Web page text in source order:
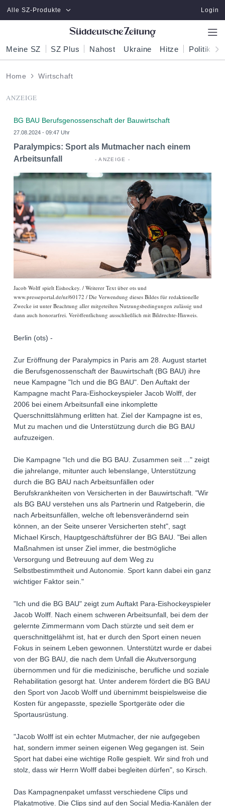
Zum Hauptinhalt springen
Alle SZ-Produkte Login
Meine SZ SZ Plus Nahost Ukraine Hitze Politik
Home Wirtschaft
ANZEIGE
BG BAU Berufsgenossenschaft der Bauwirtschaft
27.08.2024 - 09:47 Uhr
Paralympics: Sport als Mutmacher nach einem
Arbeitsunfall
Jacob Wolff spielt Eishockey. / Weiterer Text über ots und
www.presseportal.de/nr/60172 / Die Verwendung dieses Bildes für redaktionelle
Zwecke ist unter Beachtung aller mitgeteilten Nutzungsbedingungen zulässig und
dann auch honorarfrei. Veröffentlichung ausschließlich mit Bildrechte-Hinweis.
Berlin (ots) -
Zur Eröffnung der Paralympics in Paris am 28. August startet
die Berufsgenossenschaft der Bauwirtschaft (BG BAU) ihre
neue Kampagne "Ich und die BG BAU". Den Auftakt der
Kampagne macht Para-Eishockeyspieler Jacob Wolff, der
2006 bei einem Arbeitsunfall eine inkomplette
Querschnittslähmung erlitten hat. Ziel der Kampagne ist es,
Mut zu machen und die Unterstützung durch die BG BAU
aufzuzeigen.
Die Kampagne "Ich und die BG BAU. Zusammen seit ..." zeigt
die jahrelange, mitunter auch lebenslange, Unterstützung
durch die BG BAU nach Arbeitsunfällen oder
Berufskrankheiten von Versicherten in der Bauwirtschaft. "Wir
als BG BAU verstehen uns als Partnerin und Ratgeberin, die
nach Arbeitsunfällen, welche oft lebensverändernd sein
können, an der Seite unserer Versicherten steht", sagt
Michael Kirsch, Hauptgeschäftsführer der BG BAU. "Bei allen
Maßnahmen ist unser Ziel immer, die bestmögliche
Versorgung und Betreuung auf dem Weg zu
Selbstbestimmtheit und Autonomie. Sport kann dabei ein ganz
wichtiger Faktor sein."
"Ich und die BG BAU" zeigt zum Auftakt Para-Eishockeyspieler
Jacob Wolff. Nach einem schweren Arbeitsunfall, bei dem der
gelernte Zimmermann vom Dach stürzte und seit dem er
querschnittgelähmt ist, hat er durch den Sport einen neuen
Fokus in seinem Leben gewonnen. Unterstützt wurde er dabei
von der BG BAU, die nach dem Unfall die Akutversorgung
übernommen und für die medizinische, berufliche und soziale
Rehabilitation gesorgt hat. Unter anderem fördert die BG BAU
den Sport von Jacob Wolff und übernimmt beispielsweise die
Kosten für angepasste, spezielle Sportgeräte oder die
Sportausrüstung.
"Jacob Wolff ist ein echter Mutmacher, der nie aufgegeben
hat, sondern immer seinen eigenen Weg gegangen ist. Sein
Sport hat dabei eine wichtige Rolle gespielt. Wir sind froh und
stolz, dass wir Herrn Wolff dabei begleiten dürfen", so Kirsch.
Das Kampagnenpaket umfasst verschiedene Clips und
Plakatmotive. Die Clips sind auf den Social Media-Kanälen der